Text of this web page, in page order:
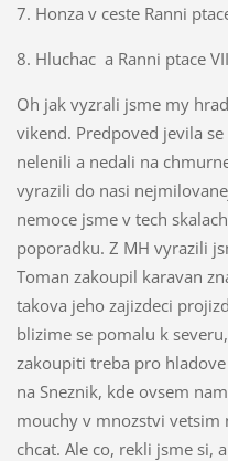
7. Honza v ceste Ranni
8. Hluchac a Ranni ptace
Oh jak vyzrali jsme my
vikend. Predpoved jevila
nelenili a nedali na
vyrazili do nasi
nemoce jsme v tech
poporadku. Z MH vyrazili
Toman zakoupil karavan
takova jeho zajizdeci
blizime se pomalu k
zakoupiti treba pro
na Sneznik, kde ovsem
mouchy v mnozstvi vetsim
chcat. Ale co, rekli jsme si,